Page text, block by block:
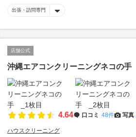
出張・訪問専門
店舗公式
沖縄エアコンクリーニングネコの手
4.64 口コミ 48件 写真
ハウスクリーニング